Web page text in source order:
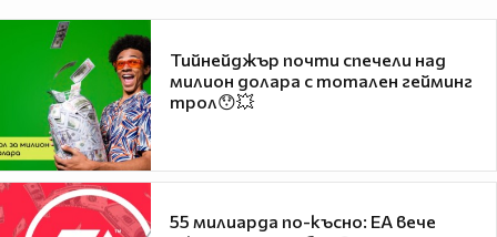
Тийнейджър почти спечели над
милион долара с тотален гейминг
трол😯💥
55 милиарда по-късно: EA вече